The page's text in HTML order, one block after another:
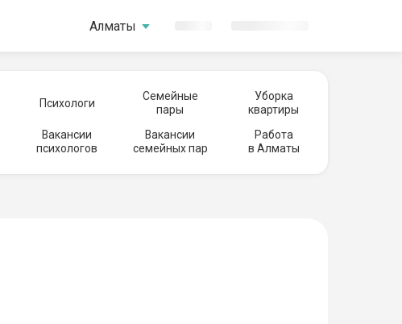
Алматы
Психологи
Семейные
пары
Уборка
квартиры
Вакансии
психологов
Вакансии
семейных пар
Работа
в Алматы